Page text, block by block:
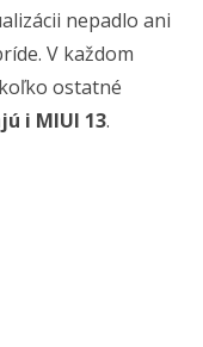
nepadlo ani
V každom
ostatné
i MIUI 13.